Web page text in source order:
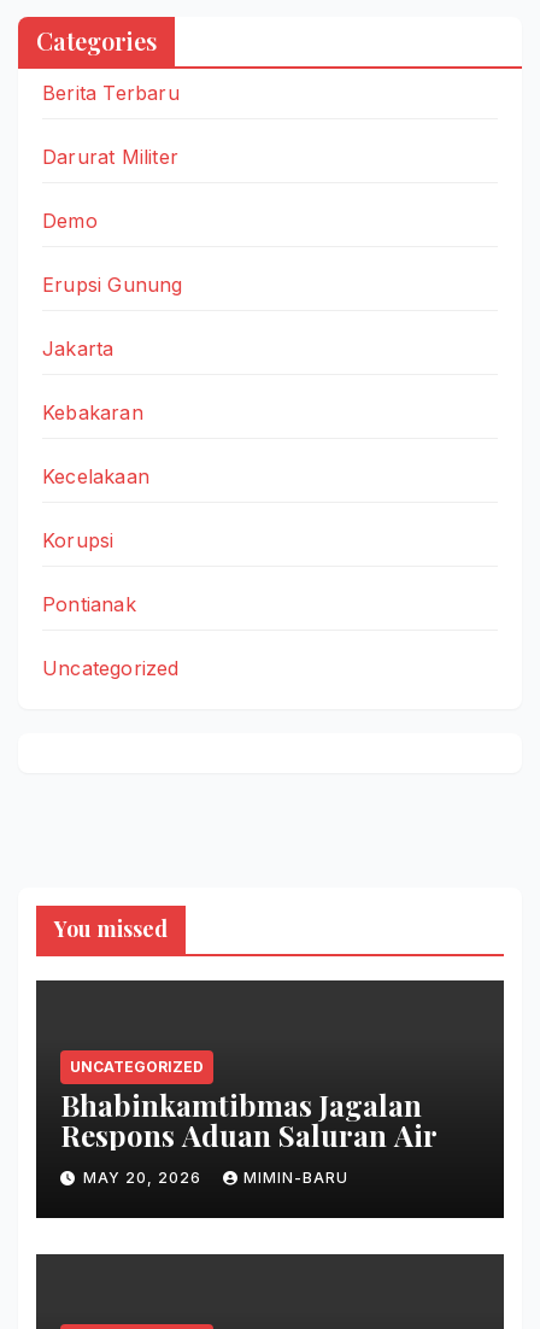
Categories
Berita Terbaru
Darurat Militer
Demo
Erupsi Gunung
Jakarta
Kebakaran
Kecelakaan
Korupsi
Pontianak
Uncategorized
You missed
UNCATEGORIZED
Bhabinkamtibmas Jagalan
Respons Aduan Saluran Air
MAY 20, 2026 MIMIN-BARU